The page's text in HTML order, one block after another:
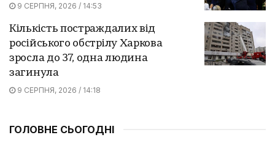
9 СЕРПНЯ, 2026 / 14:53
Кількість постраждалих від
російського обстрілу Харкова
зросла до 37, одна людина
загинула
9 СЕРПНЯ, 2026 / 14:18
ГОЛОВНЕ СЬОГОДНІ